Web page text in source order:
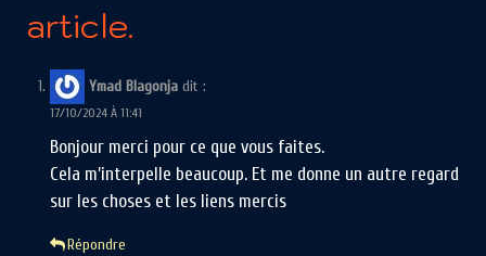
article.
Ymad Blagonja dit :
17/10/2024 À 11:41
Bonjour merci pour ce que vous faites.
Cela m’interpelle beaucoup. Et me donne un autre regard
sur les choses et les liens mercis
Répondre